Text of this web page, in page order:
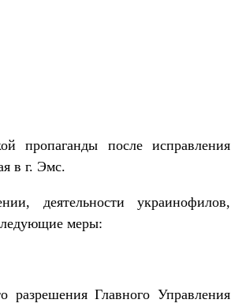
пропаганды после исправления
в г. Эмс.
деятельности украинофилов,
меры:
Главного Управления